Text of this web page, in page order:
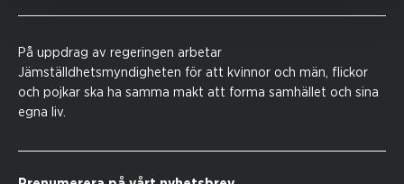
På uppdrag av regeringen arbetar
Jämställdhetsmyndigheten för att kvinnor och män, flickor
och pojkar ska ha samma makt att forma samhället och sina
egna liv.